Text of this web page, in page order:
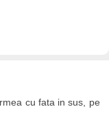
cu fata in sus, pe